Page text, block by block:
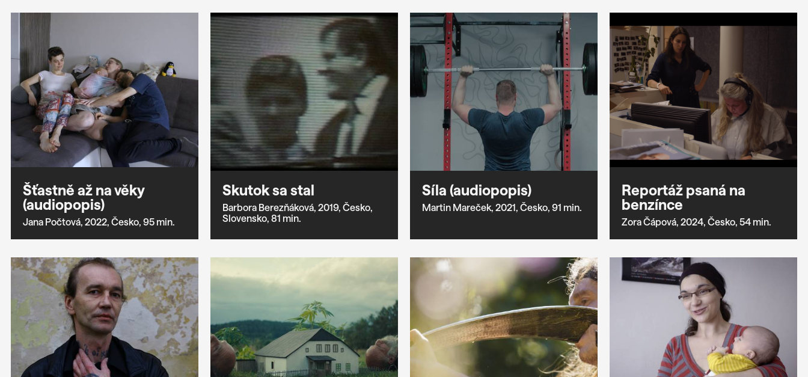
Šťastně až na věky
(audiopopis)
Jana Počtová, 2022, Česko, 95 min.
Skutok sa stal
Barbora Berezňáková, 2019, Česko,
Slovensko, 81 min.
Síla (audiopopis)
Martin Mareček, 2021, Česko, 91 min.
Reportáž psaná na
benzínce
Zora Čápová, 2024, Česko, 54 min.